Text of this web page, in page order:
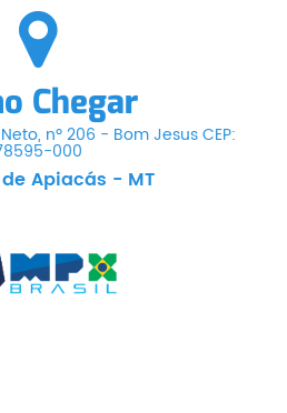
Chegar
nº 206 - Bom Jesus CEP:
000
Apiacás - MT